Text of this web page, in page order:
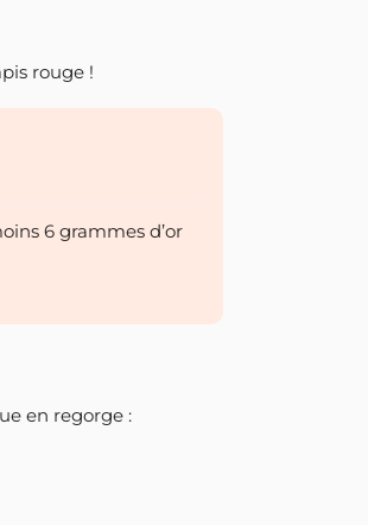
rouge !
6 grammes d’or
en regorge :